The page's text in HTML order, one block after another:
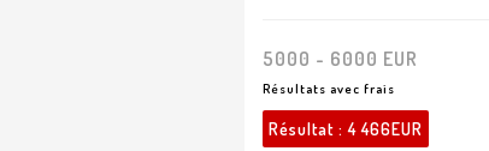
5000 - 6000 EUR
Résultats avec frais
Résultat :4 466EUR